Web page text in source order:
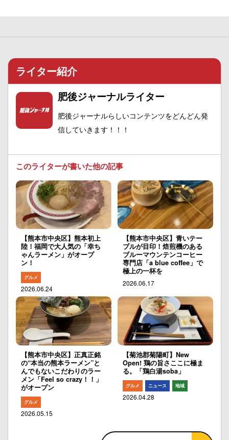
ライター紹介
肥後ジャーナルライター
肥後ジャーナルらしいコンテンツをどんどん発
信していきます！！！
このライターが書いた他の記事
【熊本市中央区】熊本初上
陸！福岡で大人気の「幸ち
ゃんラーメン」がオープ
ン！
グルメ
2026.06.24
【熊本市中央区】青いテー
ブルが目印！焙煎機のある
ブルーマウンテンコーヒー
専門店「a blue coffee」で
極上の一杯を
2026.06.17
【熊本市中央区】正真正銘
の“本当の熊本ラーメン”と
んでもないこだわりのラー
メン「Feel so crazy！！」
がオープン
グルメ
2026.05.15
【菊池郡菊陽町】New
Open! 鶏の旨さここに極ま
る。「鶏白湯soba」
グルメ ニュース 地域
2026.04.28